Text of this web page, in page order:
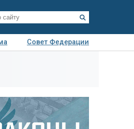
Совет Федерации